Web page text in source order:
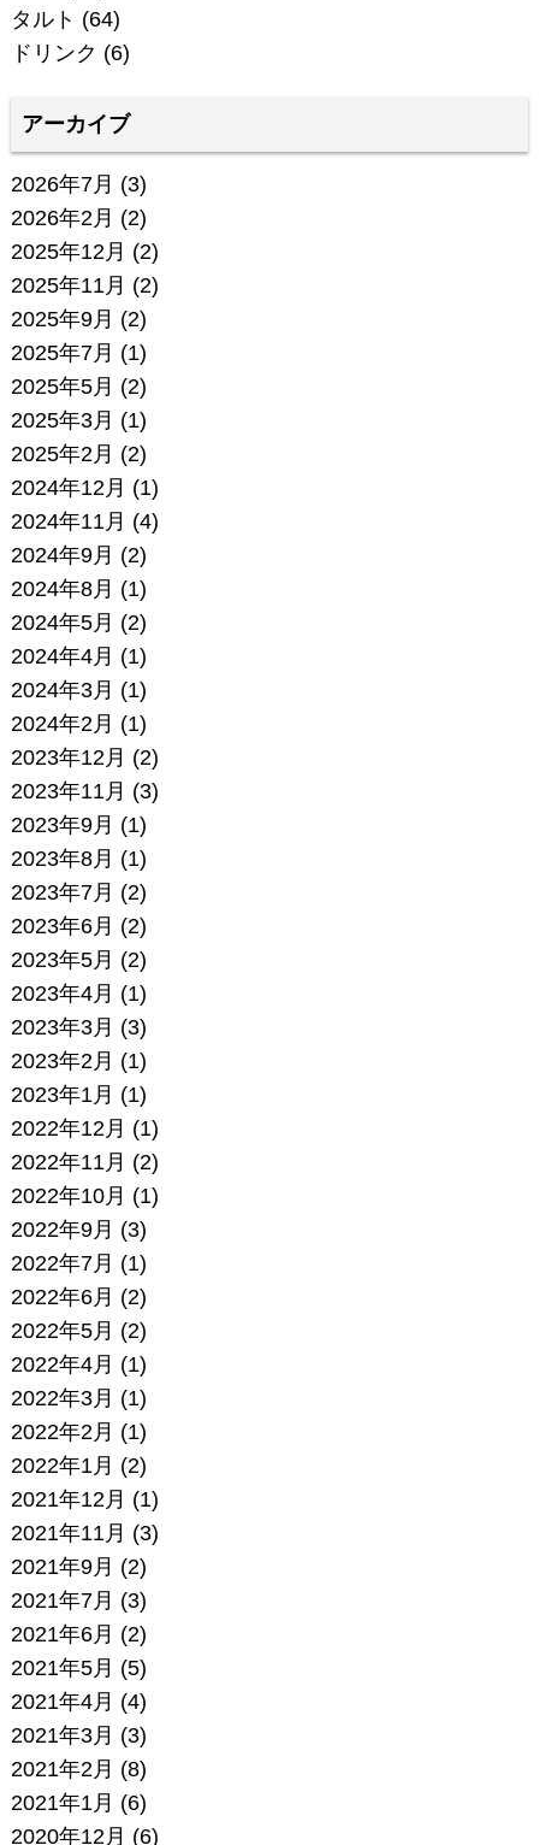
タルト (64)
ドリンク (6)
アーカイブ
2026年7月 (3)
2026年2月 (2)
2025年12月 (2)
2025年11月 (2)
2025年9月 (2)
2025年7月 (1)
2025年5月 (2)
2025年3月 (1)
2025年2月 (2)
2024年12月 (1)
2024年11月 (4)
2024年9月 (2)
2024年8月 (1)
2024年5月 (2)
2024年4月 (1)
2024年3月 (1)
2024年2月 (1)
2023年12月 (2)
2023年11月 (3)
2023年9月 (1)
2023年8月 (1)
2023年7月 (2)
2023年6月 (2)
2023年5月 (2)
2023年4月 (1)
2023年3月 (3)
2023年2月 (1)
2023年1月 (1)
2022年12月 (1)
2022年11月 (2)
2022年10月 (1)
2022年9月 (3)
2022年7月 (1)
2022年6月 (2)
2022年5月 (2)
2022年4月 (1)
2022年3月 (1)
2022年2月 (1)
2022年1月 (2)
2021年12月 (1)
2021年11月 (3)
2021年9月 (2)
2021年7月 (3)
2021年6月 (2)
2021年5月 (5)
2021年4月 (4)
2021年3月 (3)
2021年2月 (8)
2021年1月 (6)
2020年12月 (6)